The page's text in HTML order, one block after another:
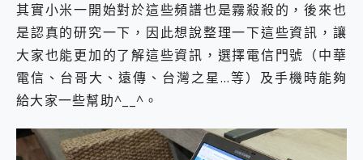
好玩好拍 vivo V50 ~ 口袋裡的 Zeiss 潮流攝影棚!
25種洗烘模式一機搞定! Roborock 衣莉莎白 H1 Neo分子篩洗脫烘 AI 滾筒洗衣機
給 MSI Claw 系列電競掌機 最完美的家 MSI Nest Docking Station 掌機專屬擴充底座 開箱 評測
B&O 精品級音響! Home+ 中嘉寬頻 SoundBox 劇院串流盒 開箱 評測
2億 APO蔡司長焦神機降臨~ vivo X200 Pro、vivo X200 就是這麼好拍
Locawhere AnyTo 寶可夢飛人 AnyTo 不出門也可以飛遍全世界
小體積 40000mAh 超大容量 一次充5個設備 充好充滿 CUKTECH 酷態科 300W 微型充電站 開箱 評測
其實小米一開始對於這些頻譜也是霧殺殺的，後來也
是認真的研究一下，因此想說整理一下這些資訊，讓
大家也能更加的了解這些資訊，選擇電信門號（中華
電信、台哥大、遠傳、台灣之星…等）及手機時能夠
給大家一些幫助^__^。